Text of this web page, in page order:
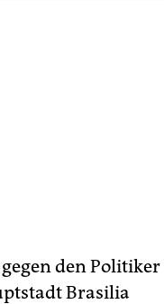
den Politiker
Brasilia